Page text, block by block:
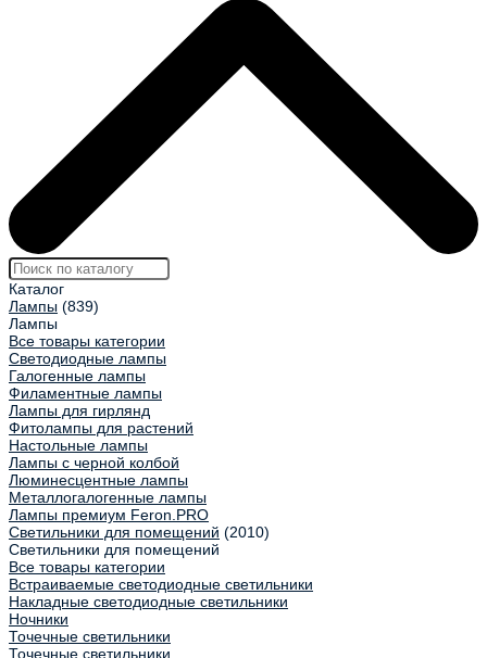
Каталог
Лампы (839)
Лампы
Все товары категории
Светодиодные лампы
Галогенные лампы
Филаментные лампы
Лампы для гирлянд
Фитолампы для растений
Настольные лампы
Лампы с черной колбой
Люминесцентные лампы
Металлогалогенные лампы
Лампы премиум Feron.PRO
Светильники для помещений (2010)
Светильники для помещений
Все товары категории
Встраиваемые светодиодные светильники
Накладные светодиодные светильники
Ночники
Точечные светильники
Точечные светильники